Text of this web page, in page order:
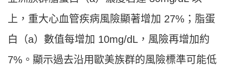
上，重大心血管疾病風險顯著增加 27%；脂蛋
白（a）數值每增加 10mg/dL，風險再增加約
7%。顯示過去沿用歐美族群的風險標準可能低